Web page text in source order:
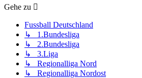
Gehe zu
Fussball Deutschland
↳ 1.Bundesliga
↳ 2.Bundesliga
↳ 3.Liga
↳ Regionalliga Nord
↳ Regionalliga Nordost